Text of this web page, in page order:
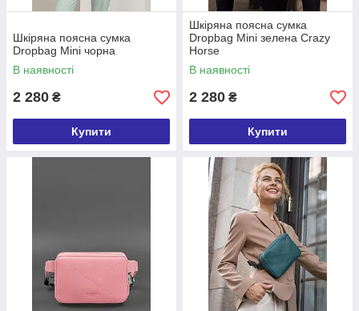
Шкіряна поясна сумка
Dropbag Minі чорна
В наявності
2 280 ₴
Купити
Шкіряна поясна сумка
Dropbag Mini зелена Crazy
Horse
В наявності
2 280 ₴
Купити